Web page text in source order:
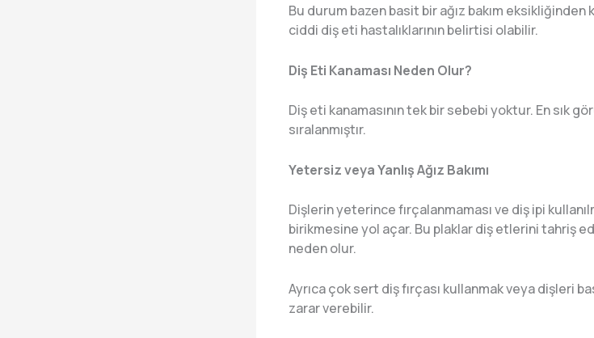
Bu durum bazen basit bir ağız bakım eksikliğinden
ciddi diş eti hastalıklarının belirtisi olabilir.
Diş Eti Kanaması Neden Olur?
Diş eti kanamasının tek bir sebebi yoktur. En sık
sıralanmıştır.
Yetersiz veya Yanlış Ağız Bakımı
Dişlerin yeterince fırçalanmaması ve diş ipi
birikmesine yol açar. Bu plaklar diş etlerini tahriş
neden olur.
Ayrıca çok sert diş fırçası kullanmak veya dişleri
zarar verebilir.